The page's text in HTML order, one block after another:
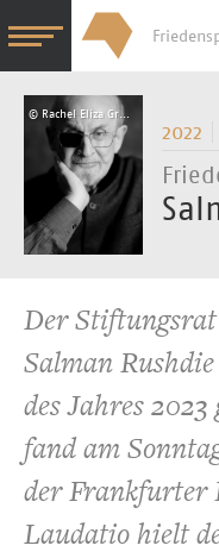
2022
Der
Salman
des Jahres
fand am
der Frankfurter
Laudatio hielt